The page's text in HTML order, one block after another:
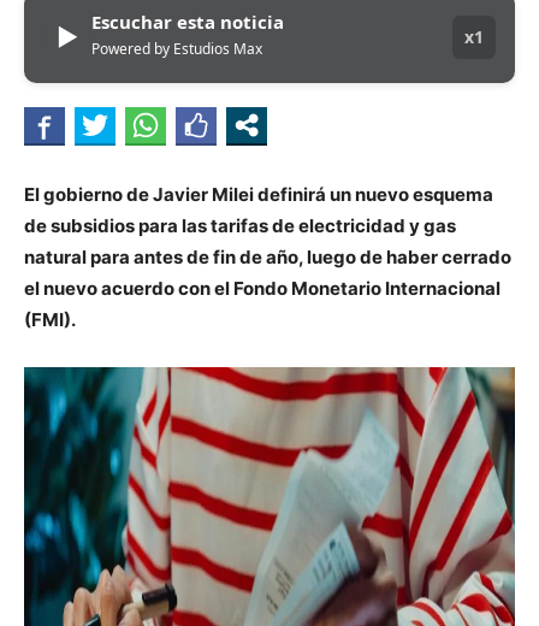
▶ Escuchar esta noticia
Powered by Estudios Max
x1
El gobierno de Javier Milei definirá un nuevo esquema
de subsidios para las tarifas de electricidad y gas
natural para antes de fin de año, luego de haber cerrado
el nuevo acuerdo con el Fondo Monetario Internacional
(FMI).